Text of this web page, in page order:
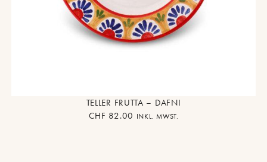
TELLER FRUTTA – DAFNI
CHF 82.00 INKL. MWST.